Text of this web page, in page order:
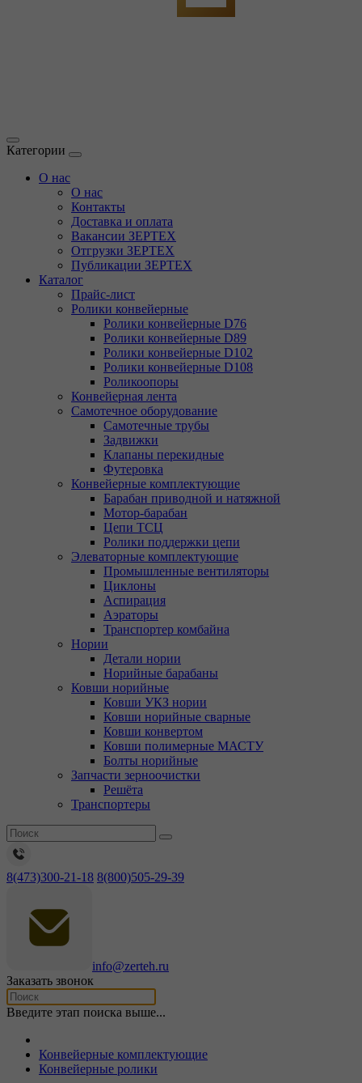
Категории
О нас
О нас
Контакты
Доставка и оплата
Вакансии ЗЕРТЕХ
Отгрузки ЗЕРТЕХ
Публикации ЗЕРТЕХ
Каталог
Прайс-лист
Ролики конвейерные
Ролики конвейерные D76
Ролики конвейерные D89
Ролики конвейерные D102
Ролики конвейерные D108
Роликоопоры
Конвейерная лента
Самотечное оборудование
Самотечные трубы
Задвижки
Клапаны перекидные
Футеровка
Конвейерные комплектующие
Барабан приводной и натяжной
Мотор-барабан
Цепи ТСЦ
Ролики поддержки цепи
Элеваторные комплектующие
Промышленные вентиляторы
Циклоны
Аспирация
Аэраторы
Транспортер комбайна
Нории
Детали нории
Норийные барабаны
Ковши норийные
Ковши УКЗ нории
Ковши норийные сварные
Ковши конвертом
Ковши полимерные МАСТУ
Болты норийные
Запчасти зерноочистки
Решёта
Транспортеры
8(473)300-21-18 8(800)505-29-39
info@zerteh.ru
Заказать звонок
Введите этап поиска выше...
Конвейерные комплектующие
Конвейерные ролики